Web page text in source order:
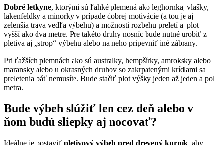
Dobré letkyne, ktorými sú ľahké plemená ako leghornka, vlašky,
lakenfeldky a minorky v prípade dobrej motivácie (a tou je aj
zelenšia tráva vedľa výbehu) a možnosti rozbehu preletí aj plot
vyšší ako dva metre. Pre takéto druhy nosníc bude nutné urobiť z
pletiva aj „strop“ výbehu alebo na neho pripevniť iné zábrany.
Pri ťažších plemnách ako sú australky, hempšírky, amroksky alebo
maransky alebo u okrasných druhov so zakrpatenými krídlami sa
preletenia báť nemusíte. Bude stačiť plot výšky jeden až jeden a pol
metra.
Bude výbeh slúžiť len cez deň alebo v
ňom budú sliepky aj nocovať?
Ideálne je postaviť pletivový výbeh pred drevený kurník, aby